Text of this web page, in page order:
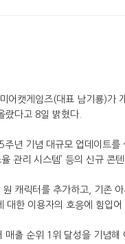
어캣게임즈(대표 남기룡)가
랐다고 8일 밝혔다.
년 기념 대규모 업데이트를
관리 시스템’ 등의 신규 콘
캐릭터를 추가하고, 기존
대한 이용자의 호응에 힘입
매출 순위 1위 달성을 기념